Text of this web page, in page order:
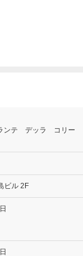
ンテ デッラ コリー
ビル 2F